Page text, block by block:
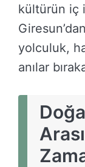
kültürün iç
yolculuk,
anılar